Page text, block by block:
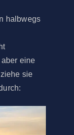
halbwegs
eine
sie